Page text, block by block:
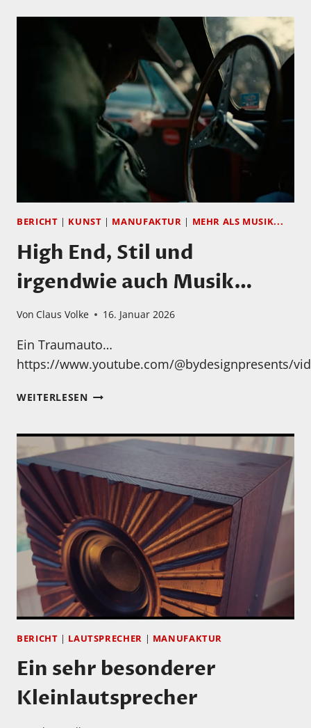
BERICHT | KUNST | MANUFAKTUR | MEHR ALS MUSIK...
High End, Stil und
irgendwie auch Musik…
Von Claus Volke 16. Januar 2026
Ein Traumauto…
https://www.youtube.com/@bydesignpresents/
WEITERLESENHIGH
UND
AUCH
MUSIK…
BERICHT | LAUTSPRECHER | MANUFAKTUR
Ein sehr besonderer
Kleinlautsprecher